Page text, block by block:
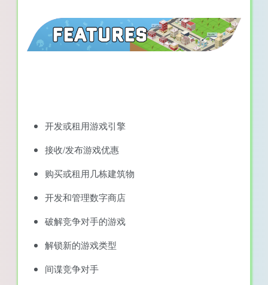
开发或租用游戏引擎
接收/发布游戏优惠
购买或租用几栋建筑物
开发和管理数字商店
破解竞争对手的游戏
解锁新的游戏类型
间谍竞争对手